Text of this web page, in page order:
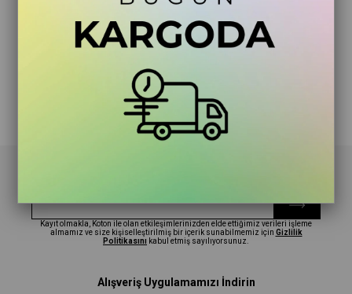
Kayıt olmakla, Koton ile olan etkileşimlerinizden elde ettiğimiz verileri işleme
almamız ve size kişiselleştirilmiş bir içerik sunabilmemiz için Gizlilik
Politikasını kabul etmiş sayılıyorsunuz.
Alışveriş Uygulamamızı İndirin